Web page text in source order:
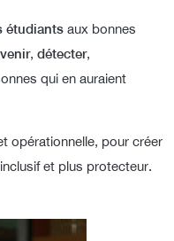
étudiantsaux bonnes
, détecter,
qui en auraient
opérationnelle, pour créer
et plus protecteur.